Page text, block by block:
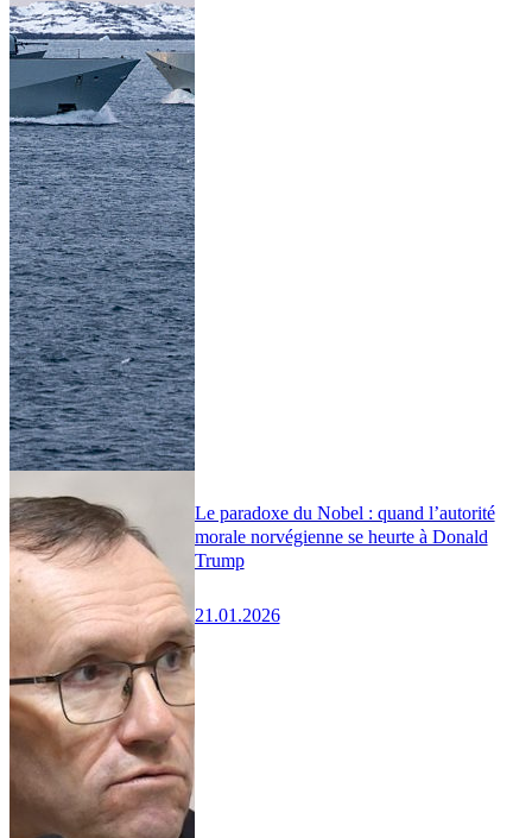
Le paradoxe du Nobel : quand l’autorité
morale norvégienne se heurte à Donald
Trump
21.01.2026